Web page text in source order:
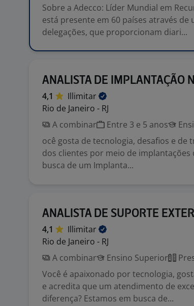
Sobre a Adecco: Líder Mundial em
está presente em 60 países através de
delegações, que proporcionam diari...
ANALISTA DE IMPLANTAÇÃO N
4,1
Illimitar
Rio de Janeiro - RJ
A combinar
Entre 3 e 5 anos
ocê gosta de tecnologia, desafios e de
dos clientes por meio de implantações
busca de um Implanta...
ANALISTA DE SUPORTE
4,1
Illimitar
Rio de Janeiro - RJ
A combinar
Ensino Superior
Você é apaixonado por tecnologia,
e acredita que um atendimento de
diferença? Estamos em busca de...